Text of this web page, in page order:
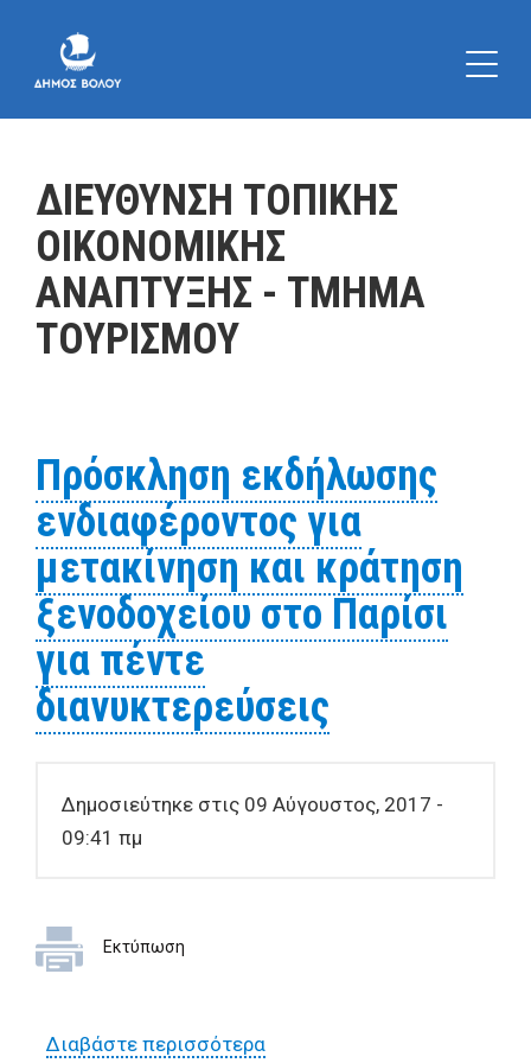
ΔΙΕΥΘΥΝΣΗ ΤΟΠΙΚΗΣ
ΟΙΚΟΝΟΜΙΚΗΣ
ΑΝΑΠΤΥΞΗΣ - ΤΜΗΜΑ
ΤΟΥΡΙΣΜΟΥ
Πρόσκληση εκδήλωσης
ενδιαφέροντος για
μετακίνηση και κράτηση
ξενοδοχείου στο Παρίσι
για πέντε
διανυκτερεύσεις
Δημοσιεύτηκε στις 09 Αύγουστος, 2017 -
09:41 πμ
Εκτύπωση
Διαβάστε περισσότεραγια Πρόσκληση εκδήλωσης